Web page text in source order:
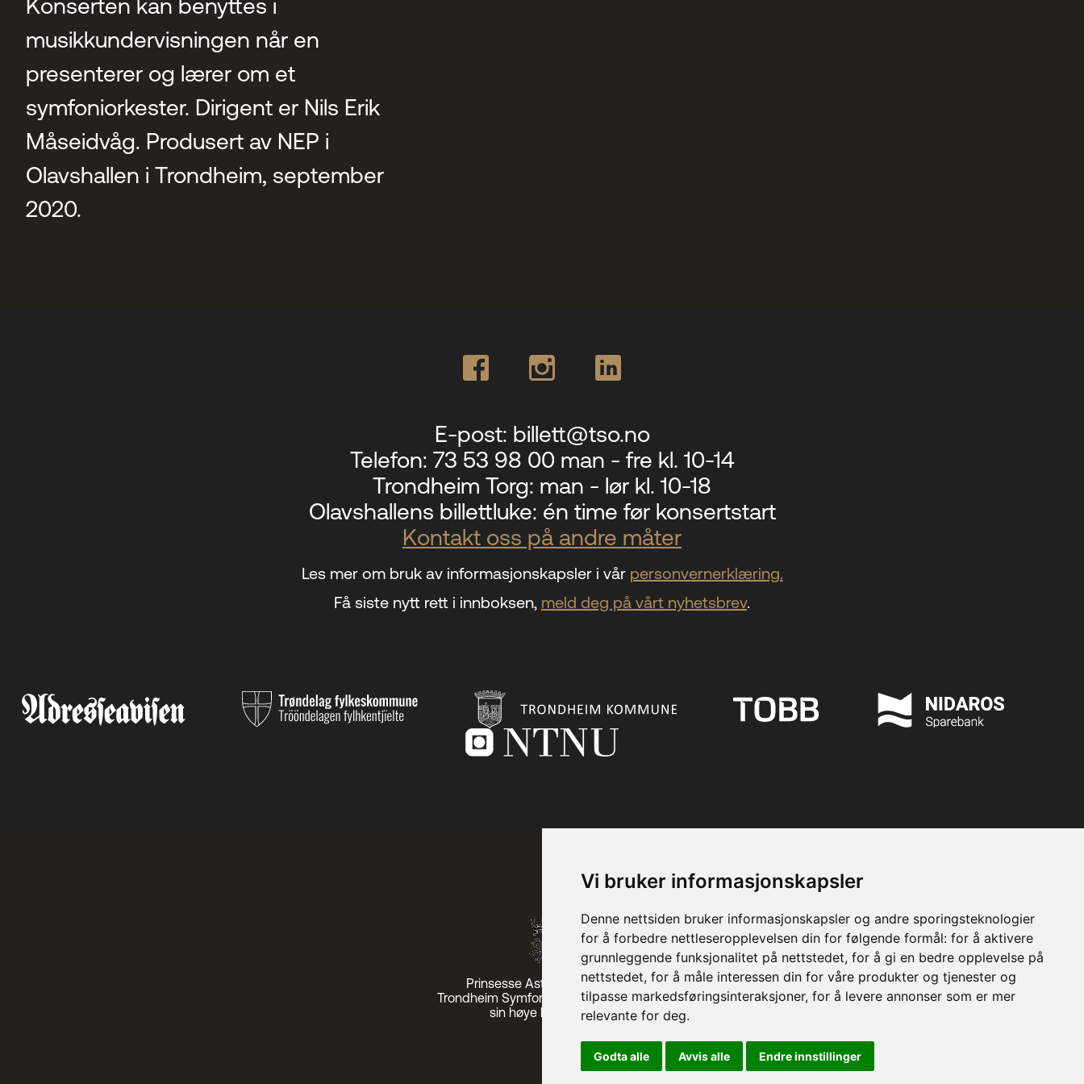
Vi bruker informasjonskapsler
Denne nettsiden bruker informasjonskapsler og andre sporingsteknologier
for å forbedre nettleseropplevelsen din for følgende formål: for å aktivere
grunnleggende funksjonalitet på nettstedet, for å gi en bedre opplevelse på
nettstedet, for å måle interessen din for våre produkter og tjenester og
tilpasse markedsføringsinteraksjoner, for å levere annonser som er mer
relevante for deg.
Godta alle Avvis alle Endre innstillinger
Konserten kan benyttes i
musikkundervisningen når en
presenterer og lærer om et
symfoniorkester. Dirigent er Nils Erik
Måseidvåg. Produsert av NEP i
Olavshallen i Trondheim, september
2020.
E-post: billett@tso.no
Telefon: 73 53 98 00 man - fre kl. 10-14
Trondheim Torg: man - lør kl. 10-18
Olavshallens billettluke: én time før konsertstart
Kontakt oss på andre måter
Les mer om bruk av informasjonskapsler i vår personvernerklæring.
Få siste nytt rett i innboksen, meld deg på vårt nyhetsbrev.
Prinsesse Astrid, fru Ferner
Trondheim Symfoniorkester & Opera
sin høye beskytter